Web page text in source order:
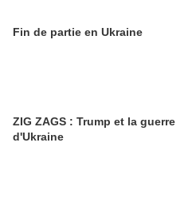
Fin de partie en Ukraine
ZIG ZAGS : Trump et la guerre
d'Ukraine